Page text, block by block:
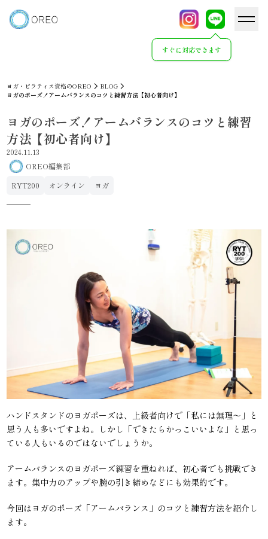
すぐに対応できます
ヨガ・ピラティス資格のOREO
BLOG
ヨガのポーズ！アームバランスのコツと練習方法【初心者向け】
ヨガのポーズ！アームバランスのコツと練習
方法【初心者向け】
2024.11.13
OREO編集部
RYT200
オンライン ヨガ
ハンドスタンドのヨガポーズは、上級者向けで「私には無理〜」と
思う人も多いですよね。しかし「できたらかっこいいよな」と思っ
ている人もいるのではないでしょうか。
アームバランスのヨガポーズ練習を重ねれば、初心者でも挑戦でき
ます。集中力のアップや腕の引き締めなどにも効果的です。
今回はヨガのポーズ「アームバランス」のコツと練習方法を紹介し
ます。